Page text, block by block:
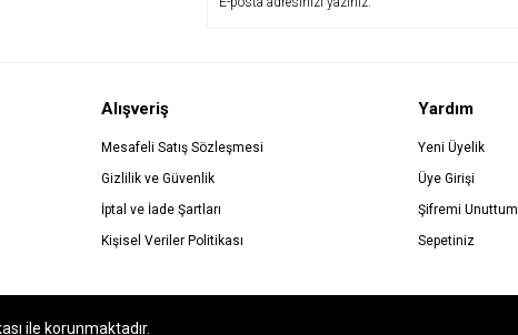
Alışveriş
Mesafeli Satış Sözleşmesi
Gizlilik ve Güvenlik
İptal ve İade Şartları
Kişisel Veriler Politikası
Yardım
Yeni Üyelik
Üye Girişi
Şifremi Unuttum
Sepetiniz
ile korunmaktadır.